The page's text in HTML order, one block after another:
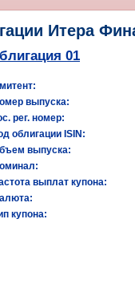
Итера
01
выпуска:
рег. номер:
облигации ISIN:
выпуска:
выплат купона:
купона: